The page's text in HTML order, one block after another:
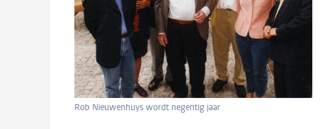
Rob Nieuwenhuys wordt negentig jaar